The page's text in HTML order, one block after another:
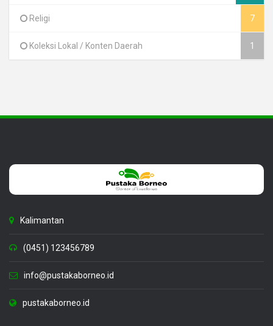
Religi 7
Koleksi Lokal / Konten Daerah 1
Kalimantan
(0451) 123456789
info@pustakaborneo.id
pustakaborneo.id